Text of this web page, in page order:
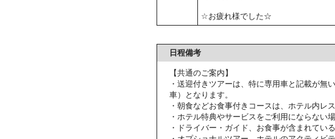
☆お疲れ様でした☆
日程備考
【共通のご案内】
・送迎付きツアーは、特に専用車と記載が無
車）となります。
・朝食などお食事付きコースは、ホテル内レ
・ホテル特典やサービスをご利用にならない
・ドライバー・ガイド、お食事が含まれてい